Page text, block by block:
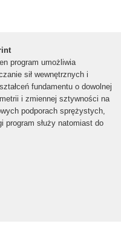
program umożliwia
sił wewnętrznych i
fundamentu o dowolnej
i zmiennej sztywności na
podporach sprężystych,
program służy natomiast do